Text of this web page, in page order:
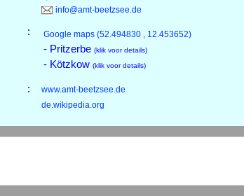
info@amt-beetzsee.de
: Google maps (52.494830 , 12.453652)
- Pritzerbe (klik voor details)
- Kötzkow (klik voor details)
:
www.amt-beetzsee.de
de.wikipedia.org